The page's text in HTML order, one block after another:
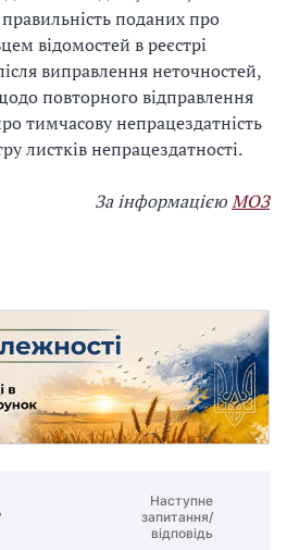
поданих про
відомостей в реєстрі
виправлення неточностей,
повторного відправлення
тимчасову непрацездатність
листків непрацездатності.
За інформацієюМОЗ
Наступне
запитання/
відповідь